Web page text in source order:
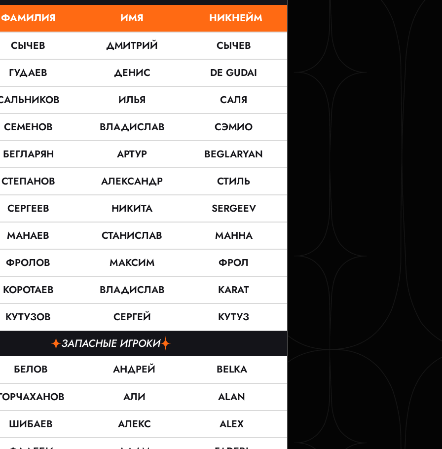
ФАМИЛИЯ ИМЯ
НИКНЕЙМ
СЫЧЕВ
ДМИТРИЙ
СЫЧЕВ
ГУДАЕВ
ДЕНИС
DE GUDAI
ИЛЬЯ
САЛЯ
СЕМЕНОВ
ВЛАДИСЛАВ
СЭМИО
БЕГЛАРЯН
АРТУР
BEGLARYAN
СТЕПАНОВ
АЛЕКСАНДР
СТИЛЬ
СЕРГЕЕВ
НИКИТА
SERGEEV
МАНАЕВ
СТАНИСЛАВ
МАННА
ФРОЛОВ
МАКСИМ
ФРОЛ
КОРОТАЕВ
ВЛАДИСЛАВ
KARAT
КУТУЗОВ
СЕРГЕЙ КУТУЗ
ЗАПАСНЫЕ ИГРОКИ
БЕЛОВ АНДРЕЙ
BELKA
АЛИ
ALAN
ШИБАЕВ
АЛЕКС
ALEX